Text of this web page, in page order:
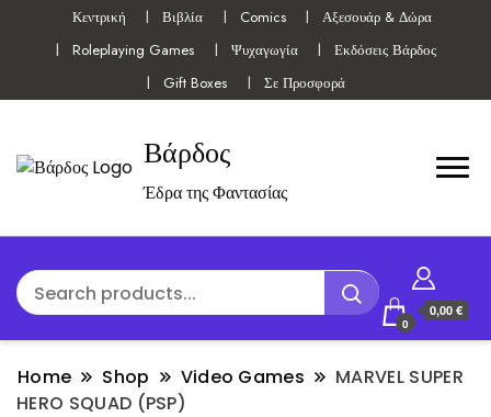
Κεντρική Βιβλία Comics
Αξεσουάρ & Δώρα
Roleplaying Games
Ψυχαγωγία
Εκδόσεις Βάρδος
Gift Boxes
Σε Προσφορά
Βάρδος
Έδρα της Φαντασίας
0
0,00 €
Home Shop Video Games
MARVEL SUPER
HERO SQUAD (PSP)